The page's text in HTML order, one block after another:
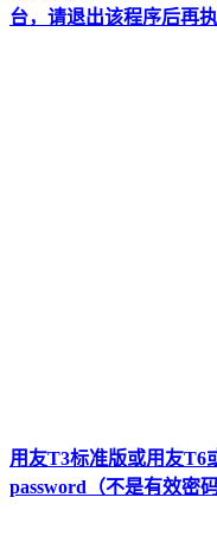
台，请退出该程序后再
用友T3标准版或用友T6
password（不是有效密